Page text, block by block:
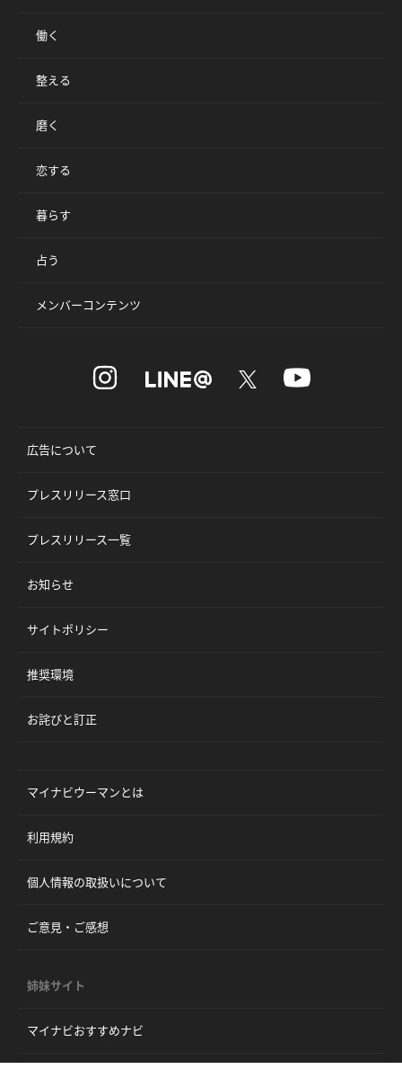
働く
整える
磨く
恋する
暮らす
占う
メンバーコンテンツ
広告について
プレスリリース窓口
プレスリリース一覧
お知らせ
サイトポリシー
推奨環境
お詫びと訂正
マイナビウーマンとは
利用規約
個人情報の取扱いについて
ご意見・ご感想
姉妹サイト
マイナビおすすめナビ